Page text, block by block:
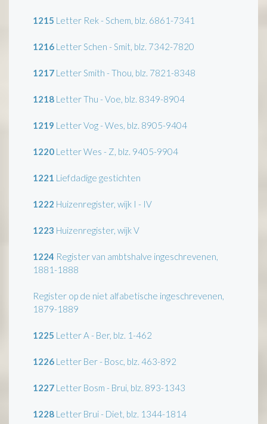
1215 Letter Rek - Schem, blz. 6861-7341
1216 Letter Schen - Smit, blz. 7342-7820
1217 Letter Smith - Thou, blz. 7821-8348
1218 Letter Thu - Voe, blz. 8349-8904
1219 Letter Vog - Wes, blz. 8905-9404
1220 Letter Wes - Z, blz. 9405-9904
1221 Liefdadige gestichten
1222 Huizenregister, wijk I - IV
1223 Huizenregister, wijk V
1224 Register van ambtshalve ingeschrevenen,
1881-1888
Register op de niet alfabetische ingeschrevenen,
1879-1889
1225 Letter A - Ber, blz. 1-462
1226 Letter Ber - Bosc, blz. 463-892
1227 Letter Bosm - Brui, blz. 893-1343
1228 Letter Brui - Diet, blz. 1344-1814